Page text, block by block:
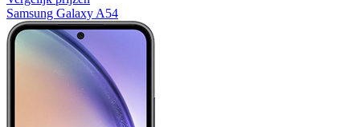
Samsung Galaxy A54